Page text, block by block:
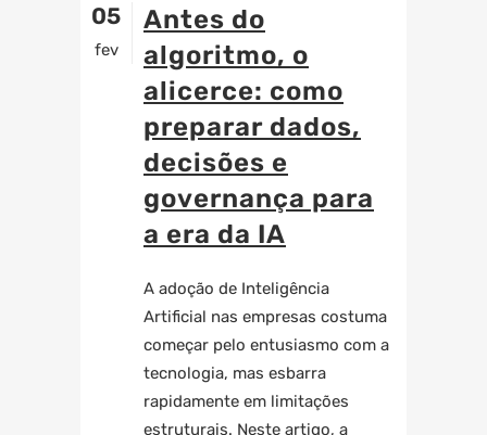
05
fev
Antes do
algoritmo, o
alicerce: como
preparar dados,
decisões e
governança para
a era da IA
A adoção de Inteligência
Artificial nas empresas costuma
começar pelo entusiasmo com a
tecnologia, mas esbarra
rapidamente em limitações
estruturais. Neste artigo, a